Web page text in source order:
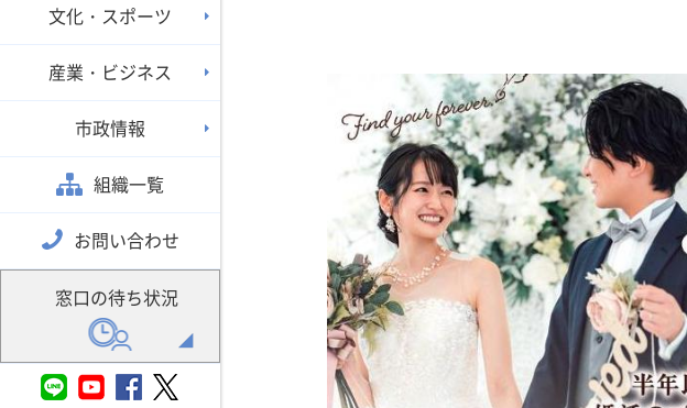
文化・スポーツ
産業・ビジネス
市政情報
組織一覧
お問い合わせ
窓口の待ち状況